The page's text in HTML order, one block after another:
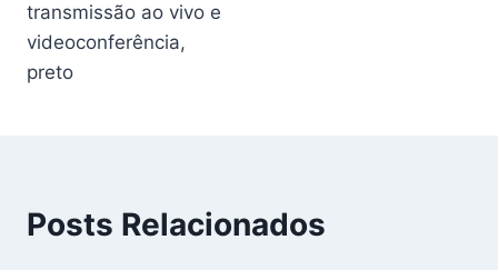
transmissão ao vivo e
videoconferência,
preto
Posts Relacionados